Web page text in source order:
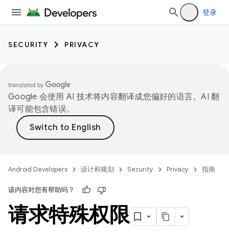
登录
SECURITY PRIVACY
Google 会使用 AI 技术将内容翻译成您偏好的语言。AI 翻
译可能包含错误。
Android Developers 设计和规划 Security Privacy 指南
该内容对您有帮助吗？
请求特殊权限